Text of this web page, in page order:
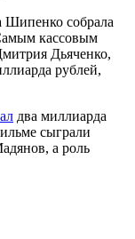
Шипенко собрала
кассовым
Дьяченко,
рублей,
два миллиарда
сыграли
а роль